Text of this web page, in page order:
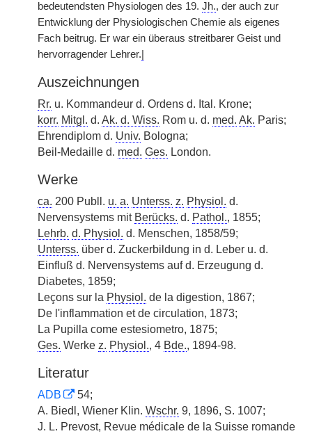
bedeutendsten Physiologen des 19. Jh., der auch zur
Entwicklung der Physiologischen Chemie als eigenes
Fach beitrug. Er war ein überaus streitbarer Geist und
hervorragender Lehrer.
Auszeichnungen
Rr. u. Kommandeur d. Ordens d. Ital. Krone;
korr. Mitgl. d. Ak. d. Wiss. Rom u. d. med. Ak. Paris;
Ehrendiplom d. Univ. Bologna;
Beil-Medaille d. med. Ges. London.
Werke
ca. 200 Publl. u. a. Unterss. z. Physiol. d.
Nervensystems mit Berücks. d. Pathol., 1855;
Lehrb. d. Physiol. d. Menschen, 1858/59;
Unterss. über d. Zuckerbildung in d. Leber u. d.
Einfluß d. Nervensystems auf d. Erzeugung d.
Diabetes, 1859;
Leçons sur la Physiol. de la digestion, 1867;
De l'inflammation et de circulation, 1873;
La Pupilla come estesiometro, 1875;
Ges. Werke z. Physiol., 4 Bde., 1894-98.
Literatur
ADB
54;
A. Biedl, Wiener Klin. Wschr. 9, 1896, S. 1007;
J. L. Prevost, Revue médicale de la Suisse romande